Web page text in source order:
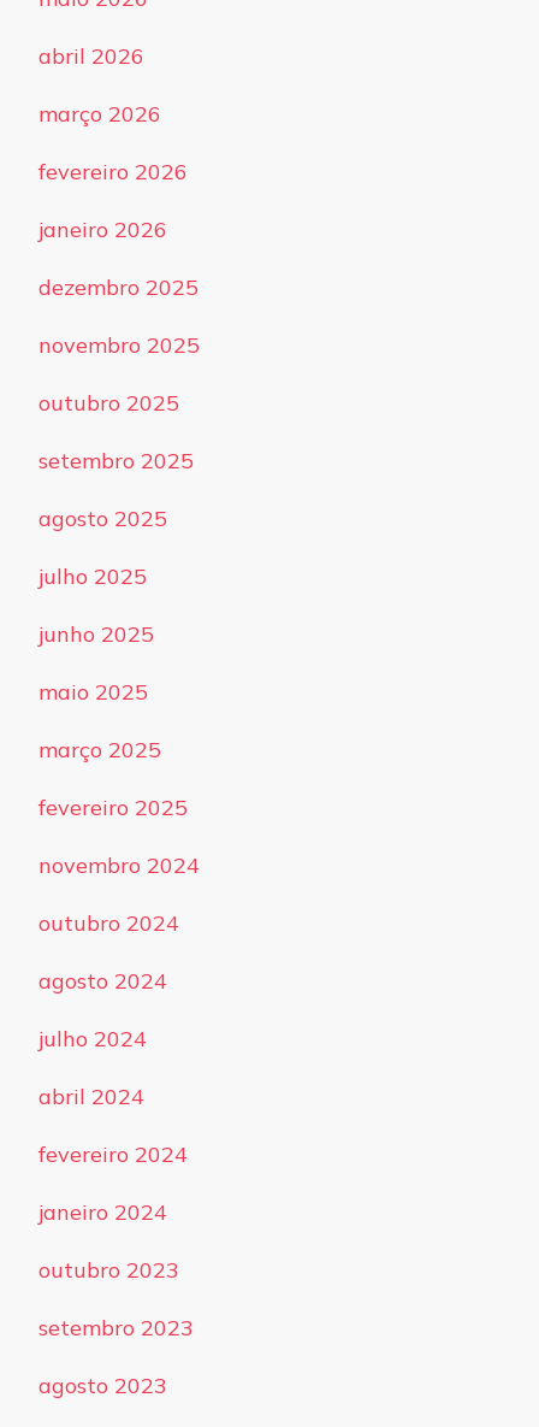
abril 2026
março 2026
fevereiro 2026
janeiro 2026
dezembro 2025
novembro 2025
outubro 2025
setembro 2025
agosto 2025
julho 2025
junho 2025
maio 2025
março 2025
fevereiro 2025
novembro 2024
outubro 2024
agosto 2024
julho 2024
abril 2024
fevereiro 2024
janeiro 2024
outubro 2023
setembro 2023
agosto 2023